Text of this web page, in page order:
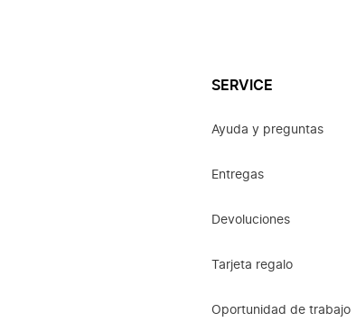
SERVICE
Ayuda y preguntas
Entregas
Devoluciones
Tarjeta regalo
Oportunidad de trabajo